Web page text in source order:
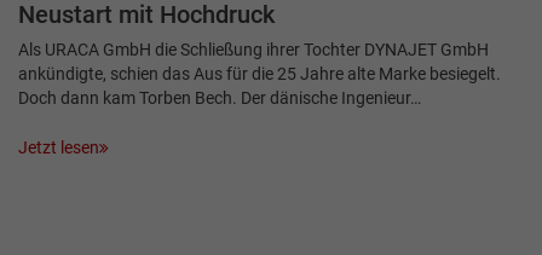
Neustart mit Hochdruck
Als URACA GmbH die Schließung ihrer Tochter DYNAJET GmbH
ankündigte, schien das Aus für die 25 Jahre alte Marke besiegelt.
Doch dann kam Torben Bech. Der dänische Ingenieur…
Jetzt lesen